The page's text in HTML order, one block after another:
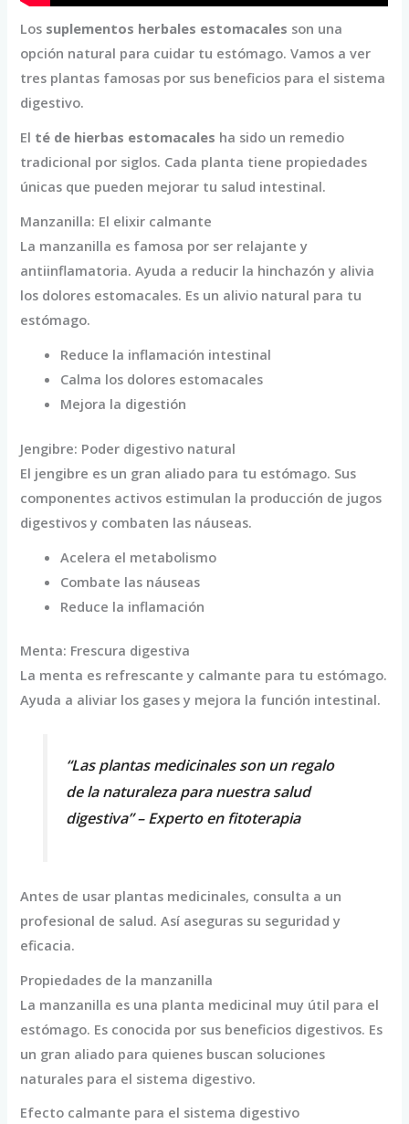
Los suplementos herbales estomacales son una
opción natural para cuidar tu estómago. Vamos a ver
tres plantas famosas por sus beneficios para el sistema
digestivo.
El té de hierbas estomacales ha sido un remedio
tradicional por siglos. Cada planta tiene propiedades
únicas que pueden mejorar tu salud intestinal.
Manzanilla: El elixir calmante
La manzanilla es famosa por ser relajante y
antiinflamatoria. Ayuda a reducir la hinchazón y alivia
los dolores estomacales. Es un alivio natural para tu
estómago.
Reduce la inflamación intestinal
Calma los dolores estomacales
Mejora la digestión
Jengibre: Poder digestivo natural
El jengibre es un gran aliado para tu estómago. Sus
componentes activos estimulan la producción de jugos
digestivos y combaten las náuseas.
Acelera el metabolismo
Combate las náuseas
Reduce la inflamación
Menta: Frescura digestiva
La menta es refrescante y calmante para tu estómago.
Ayuda a aliviar los gases y mejora la función intestinal.
“Las plantas medicinales son un regalo
de la naturaleza para nuestra salud
digestiva” – Experto en fitoterapia
Antes de usar plantas medicinales, consulta a un
profesional de salud. Así aseguras su seguridad y
eficacia.
Propiedades de la manzanilla
La manzanilla es una planta medicinal muy útil para el
estómago. Es conocida por sus beneficios digestivos. Es
un gran aliado para quienes buscan soluciones
naturales para el sistema digestivo.
Efecto calmante para el sistema digestivo